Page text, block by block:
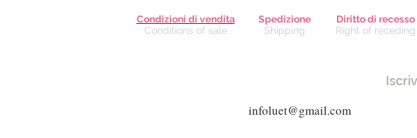
Condizioni di vendita
Conditions of sale
Spedizione
Shipping
Diritto di recesso
Right of receding